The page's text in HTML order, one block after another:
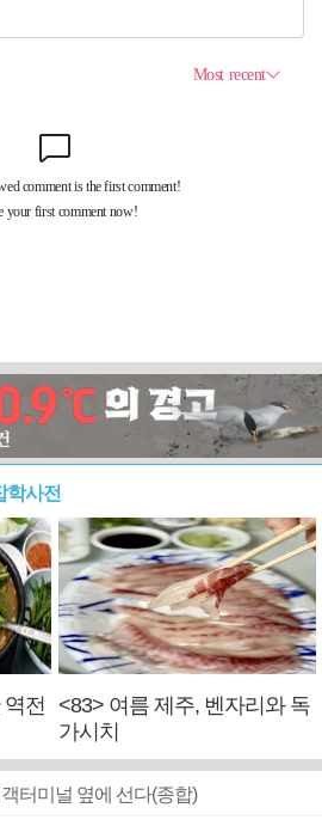
학사전
역전
<83> 여름 제주, 벤자리와 독
가시치
터미널 옆에 선다(종합)